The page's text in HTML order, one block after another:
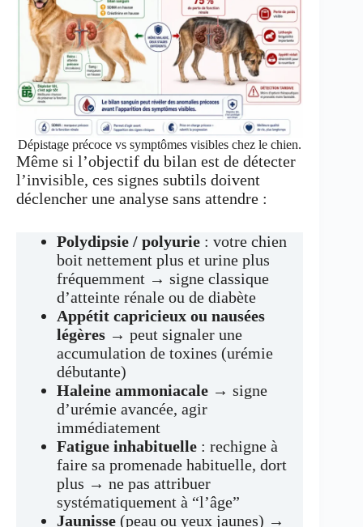
Dépistage précoce vs symptômes visibles chez le chien.
Même si l’objectif du bilan est de détecter
l’invisible, ces signes subtils doivent
déclencher une analyse sans attendre :
Polydipsie / polyurie : votre chien
boit nettement plus et urine plus
fréquemment → signe classique
d’atteinte rénale ou de diabète
Appétit capricieux ou nausées
légères → peut signaler une
accumulation de toxines (urémie
débutante)
Haleine ammoniacale → signe
d’urémie avancée, agir
immédiatement
Fatigue inhabituelle : rechigne à
faire sa promenade habituelle, dort
plus → ne pas attribuer
systématiquement à “l’âge”
Jaunisse (peau ou yeux jaunes) →